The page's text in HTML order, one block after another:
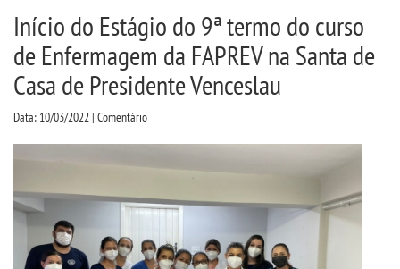
BIBLIOTECA
CPA
CPSA
BACHARELADOS
Início do Estágio do 9ª termo do curso
de Enfermagem da FAPREV na Santa de
Casa de Presidente Venceslau
Data: 10/03/2022 | Comentário